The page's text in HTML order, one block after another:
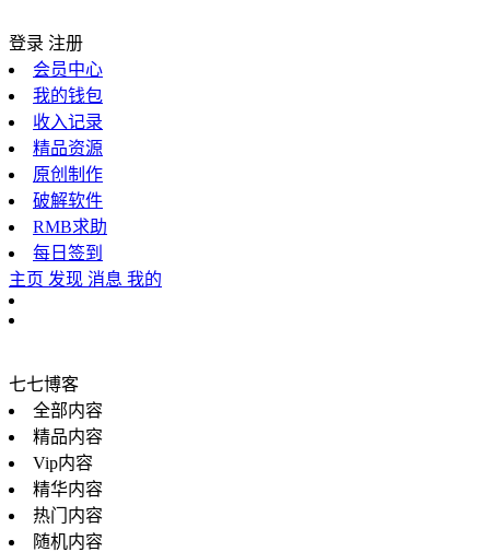
登录 注册
会员中心
我的钱包
收入记录
精品资源
原创制作
破解软件
RMB求助
每日签到
主页 发现 消息 我的
七七博客
全部内容
精品内容
Vip内容
精华内容
热门内容
随机内容